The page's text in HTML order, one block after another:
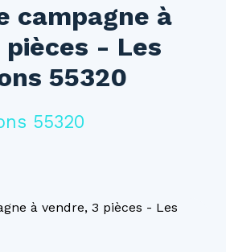
Louer Vendre Investir
votre bien
campagne à
- Les
55320
55320